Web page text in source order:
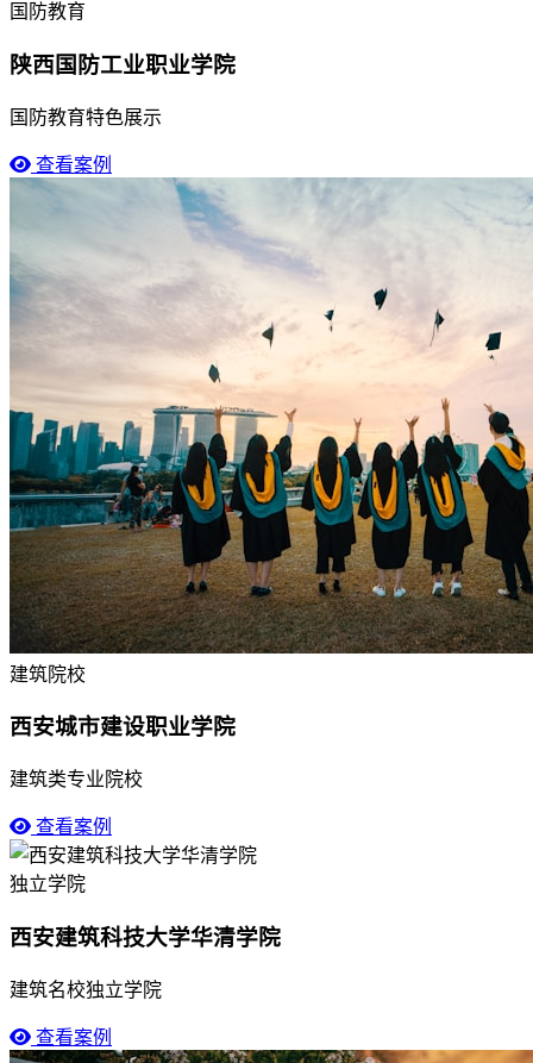
国防教育
陕西国防工业职业学院
国防教育特色展示
查看案例
建筑院校
西安城市建设职业学院
建筑类专业院校
查看案例
独立学院
西安建筑科技大学华清学院
建筑名校独立学院
查看案例